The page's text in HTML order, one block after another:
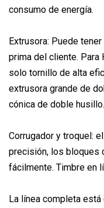
consumo de energía.
Extrusora: Puede
prima del cliente. Para
solo tornillo de alta
extrusora grande de
cónica de doble husillo.
Corrugador y troquel:
precisión, los bloques
fácilmente. Timbre en
La línea completa